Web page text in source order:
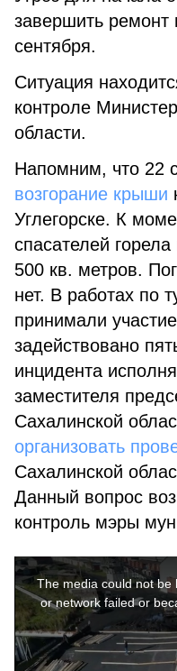
завершить ремонт
сентября.
Ситуация
контроле
области.
Напомним, что 22
возгорание крыши
Углегорске. К
спасателей
500 кв. метров.
нет. В работах по
принимали
задействовано
инцидента
заместителя
Сахалинской
организовать
Сахалинской
Данный вопрос
контроль мэры
This
is
a
modal
window.
The media could not be
or network failed or